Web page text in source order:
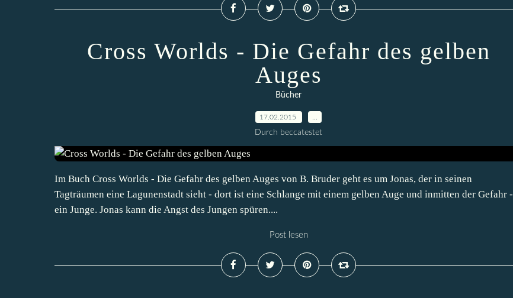
Cross Worlds - Die Gefahr des gelben
Auges
Bücher
17.02.2015
Durch beccatestet
Im Buch Cross Worlds - Die Gefahr des gelben Auges von B. Bruder geht es um Jonas, der in seinen
Tagträumen eine Lagunenstadt sieht - dort ist eine Schlange mit einem gelben Auge und inmitten der Gefahr -
ein Junge. Jonas kann die Angst des Jungen spüren....
Post lesen